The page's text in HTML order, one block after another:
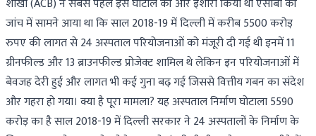
शाखा (ACB) ने सबसे पहले इस घोटाले की ओर इशारा किया था एसीबी की
जांच में सामने आया था कि साल 2018-19 में दिल्ली में करीब 5500 करोड़
रुपए की लागत से 24 अस्पताल परियोजनाओं को मंजूरी दी गई थी इनमें 11
ग्रीनफील्ड और 13 ब्राउनफील्ड प्रोजेक्ट शामिल थे लेकिन इन परियोजनाओं में
बेवजह देरी हुई और लागत भी कई गुना बढ़ गई जिससे वित्तीय गबन का संदेश
और गहरा हो गया। क्या है पूरा मामला? यह अस्पताल निर्माण घोटाला 5590
करोड़ का है साल 2018-19 में दिल्ली सरकार ने 24 अस्पतालों के निर्माण के